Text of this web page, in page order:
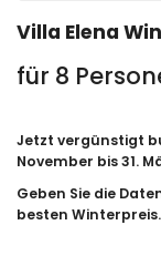
Villa Elena
für 8
Jetzt vergünstigt
November bis 31.
Geben Sie die
besten Winterpreis.